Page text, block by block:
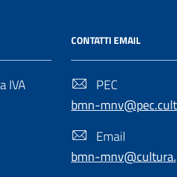
IVA
CONTATTI EMAIL
PEC
bmn-
Email
bmn-